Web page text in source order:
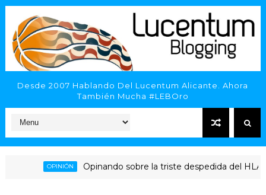
Desde 2007 Hablando Del Lucentum Alicante. Ahora
También Mucha #LEBOro
Opinando sobre la triste despedida del HLA